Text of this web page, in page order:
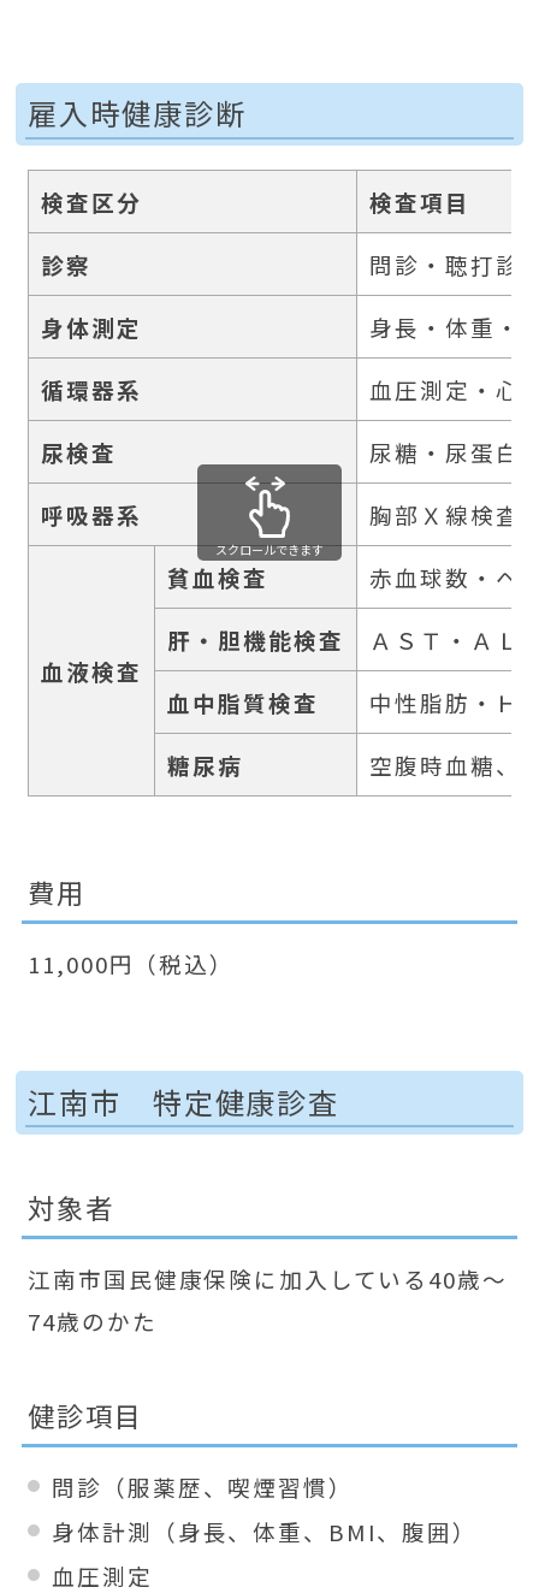
雇入時健康診断
検査区分
検査項目
診察
問診・聴打診
身体測定
身長・体重・
循環器系
血圧測定・心
尿検査
尿糖・尿蛋白
呼吸器系
胸部Ｘ線検査
血液検査
貧血検査
赤血球数・ヘ
肝・胆機能検査
ＡＳＴ・ＡＬ
血中脂質検査
中性脂肪・Ｈ
糖尿病
空腹時血糖、
スクロールできます
費用
11,000円（税込）
江南市 特定健康診査
対象者
江南市国民健康保険に加入している40歳～
74歳のかた
健診項目
問診（服薬歴、喫煙習慣）
身体計測（身長、体重、BMI、腹囲）
血圧測定